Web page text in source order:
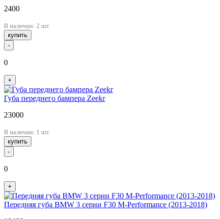
2400
В наличии: 2 шт.
купить
-
0
+
Губа переднего бампера Zeekr
23000
В наличии: 1 шт.
купить
-
0
+
Передняя губа BMW 3 серии F30 M-Performance (2013-2018)